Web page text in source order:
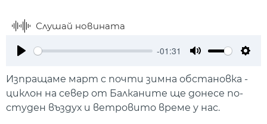
Слушай новината
-01:31
Изпращаме март с почти зимна обстановка -
циклон на север от Балканите ще донесе по-
студен въздух и ветровито време у нас.